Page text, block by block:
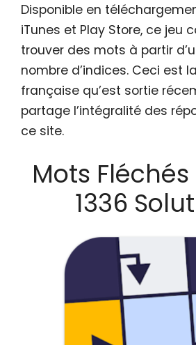
Disponible en
iTunes et Play Store, ce jeu
trouver des mots à partir
nombre d’indices. Ceci est
française qu’est sortie
partage l’intégralité des
ce site.
Mots
1336